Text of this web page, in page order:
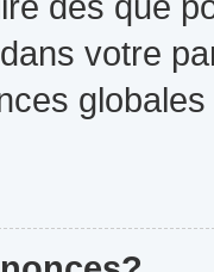
votre